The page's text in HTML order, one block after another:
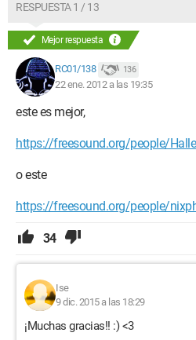
RESPUESTA 1 / 13
Mejor respuesta
RC01/138 136
22 ene. 2012 a las 19:35
este es mejor,
https://freesound.org/people/
o este
https://freesound.org/people/
34
Ise
9 dic. 2015 a las 18:29
¡Muchas gracias!! :) <3